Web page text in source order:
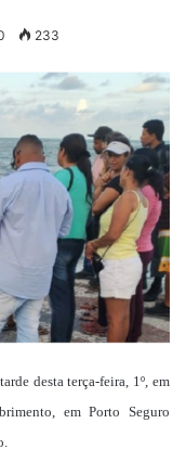
233
desta terça-feira, 1º, em
em Porto Seguro